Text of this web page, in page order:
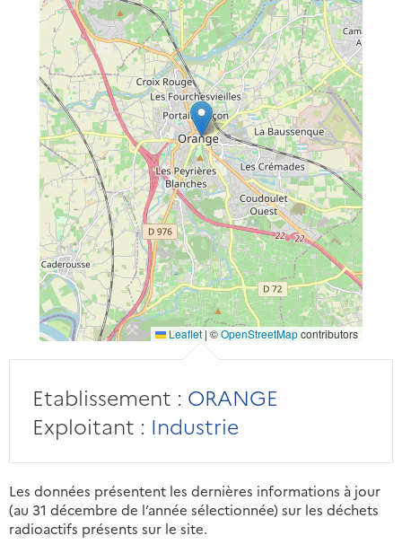
Leaflet | ©OpenStreetMapcontributors
Etablissement : ORANGE
Exploitant : Industrie
Les données présentent les dernières informations à jour
(au 31 décembre de l’année sélectionnée) sur les déchets
radioactifs présents sur le site.